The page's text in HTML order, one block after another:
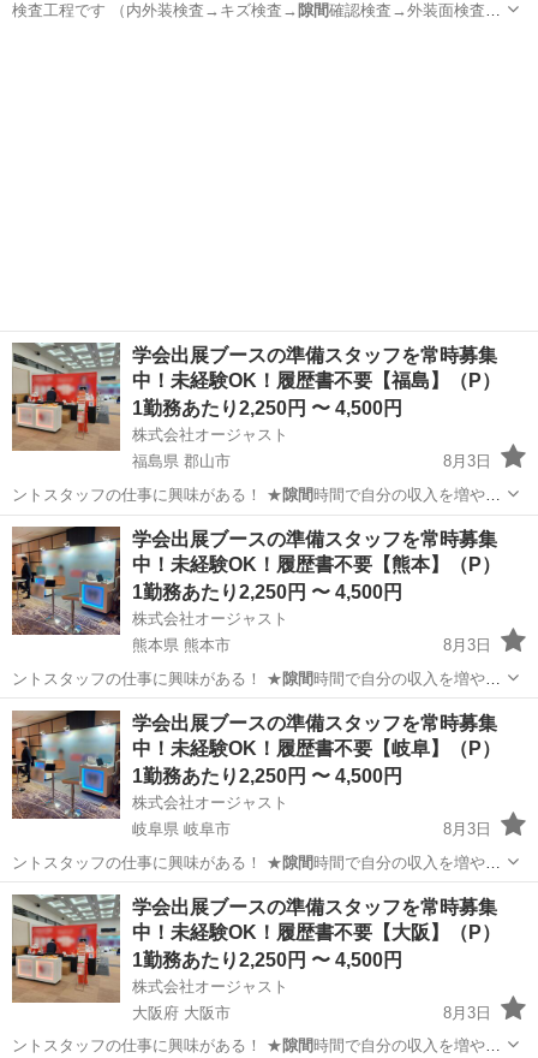
検査工程です （内外装検査→キズ検査→ 隙間確認検査→外装面検査）
学会出展ブースの準備スタッフを常時募集
中！未経験OK！履歴書不要【福島】（P）
1勤務あたり2,250円 〜 4,500円
株式会社オージャスト
福島県 郡山市
8月3日
ントスタッフの仕事に興味がある！ ★ 隙間 時間で自分の収入を増やし
たい！ ★社…
福島 郡山市 イベントスタッフ スタッフ
学会出展ブースの準備スタッフを常時募集
中！未経験OK！履歴書不要【熊本】（P）
1勤務あたり2,250円 〜 4,500円
株式会社オージャスト
熊本県 熊本市
8月3日
ントスタッフの仕事に興味がある！ ★ 隙間 時間で自分の収入を増やし
たい！ ★社…
熊本 熊本市 イベントスタッフ スタッフ
学会出展ブースの準備スタッフを常時募集
中！未経験OK！履歴書不要【岐阜】（P）
1勤務あたり2,250円 〜 4,500円
株式会社オージャスト
岐阜県 岐阜市
8月3日
ントスタッフの仕事に興味がある！ ★隙間時間で自分の収入を増やし
たい！ ★社…
岐阜 岐阜市 イベントスタッフ スタッフ
学会出展ブースの準備スタッフを常時募集
中！未経験OK！履歴書不要【大阪】（P）
1勤務あたり2,250円 〜 4,500円
株式会社オージャスト
大阪府 大阪市
8月3日
ントスタッフの仕事に興味がある！ ★ 隙間 時間で自分の収入を増やし